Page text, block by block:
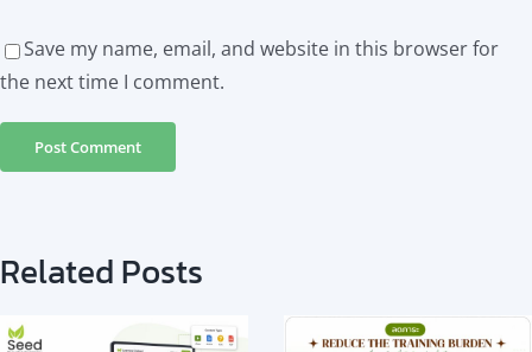
Save my name, email, and website in this browser for
the next time I comment.
Related Posts